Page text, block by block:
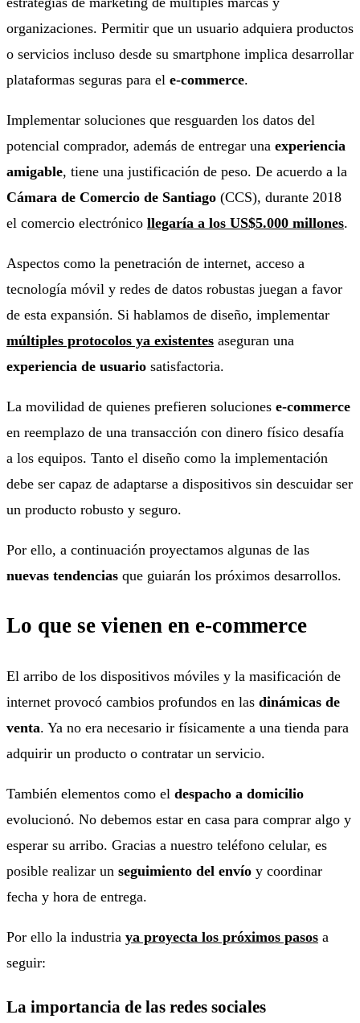
organizaciones. Permitir que un usuario adquiera productos
o servicios incluso desde su smartphone implica desarrollar
plataformas seguras para el e-commerce.
Implementar soluciones que resguarden los datos del
potencial comprador, además de entregar una experiencia
amigable, tiene una justificación de peso. De acuerdo a la
Cámara de Comercio de Santiago (CCS), durante 2018
el comercio electrónico llegaría a los US$5.000 millones.
Aspectos como la penetración de internet, acceso a
tecnología móvil y redes de datos robustas juegan a favor
de esta expansión. Si hablamos de diseño, implementar
múltiples protocolos ya existentes aseguran una
experiencia de usuario satisfactoria.
La movilidad de quienes prefieren soluciones e-commerce
en reemplazo de una transacción con dinero físico desafía
a los equipos. Tanto el diseño como la implementación
debe ser capaz de adaptarse a dispositivos sin descuidar ser
un producto robusto y seguro.
Por ello, a continuación proyectamos algunas de las
nuevas tendencias que guiarán los próximos desarrollos.
Lo que se vienen en e-commerce
El arribo de los dispositivos móviles y la masificación de
internet provocó cambios profundos en las dinámicas de
venta. Ya no era necesario ir físicamente a una tienda para
adquirir un producto o contratar un servicio.
También elementos como el despacho a domicilio
evolucionó. No debemos estar en casa para comprar algo y
esperar su arribo. Gracias a nuestro teléfono celular, es
posible realizar un seguimiento del envío y coordinar
fecha y hora de entrega.
Por ello la industria ya proyecta los próximos pasos a
seguir:
La importancia de las redes sociales